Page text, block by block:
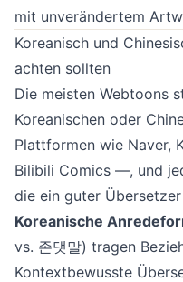
mit unverändertem
Koreanisch und
achten sollten
Die meisten Webtoons
Koreanischen oder
Plattformen wie Naver,
Bilibili Comics —, und
die ein guter
Koreanische
vs. 존댓말) tragen
Kontextbewusste